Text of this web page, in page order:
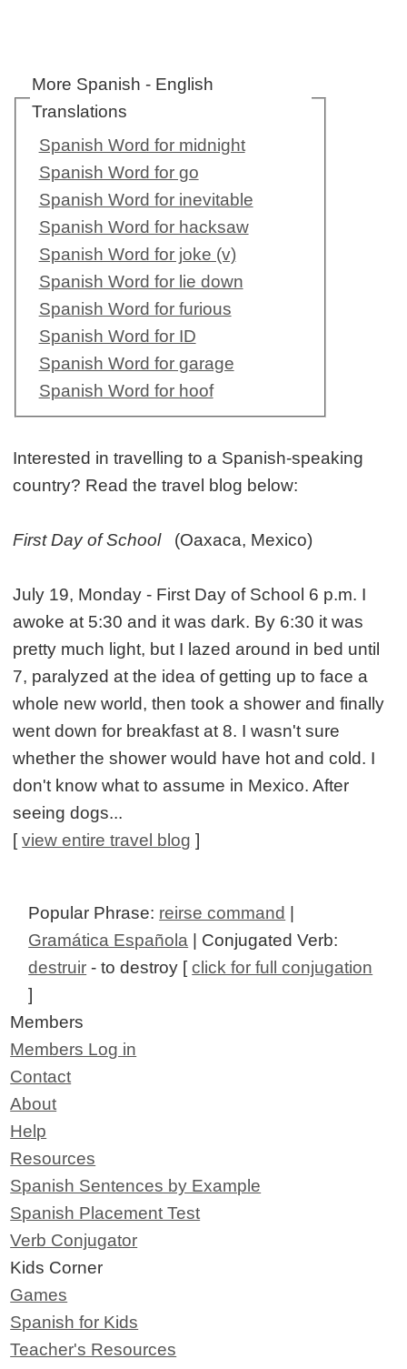
More Spanish - English
Translations
Spanish Word for midnight
Spanish Word for go
Spanish Word for inevitable
Spanish Word for hacksaw
Spanish Word for joke (v)
Spanish Word for lie down
Spanish Word for furious
Spanish Word for ID
Spanish Word for garage
Spanish Word for hoof
Interested in travelling to a Spanish-speaking
country? Read the travel blog below:
First Day of School (Oaxaca, Mexico)
July 19, Monday - First Day of School 6 p.m. I
awoke at 5:30 and it was dark. By 6:30 it was
pretty much light, but I lazed around in bed until
7, paralyzed at the idea of getting up to face a
whole new world, then took a shower and finally
went down for breakfast at 8. I wasn't sure
whether the shower would have hot and cold. I
don't know what to assume in Mexico. After
seeing dogs...
[view entire travel blog ]
Popular Phrase: reirse command |
Gramática Española | Conjugated Verb:
destruir - to destroy [click for full conjugation
]
Members
Members Log in
Contact
About
Help
Resources
Spanish Sentences by Example
Spanish Placement Test
Verb Conjugator
Kids Corner
Games
Spanish for Kids
Teacher's Resources